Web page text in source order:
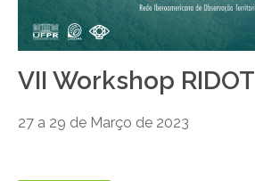
VII Workshop RIDOT
27 a 29 de Março de 2023